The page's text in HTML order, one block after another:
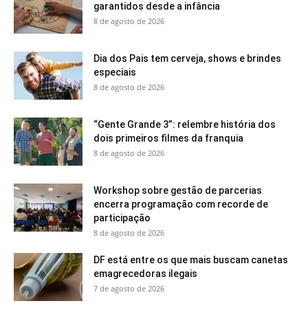
garantidos desde a infância
8 de agosto de 2026
Dia dos Pais tem cerveja, shows e brindes
especiais
8 de agosto de 2026
“Gente Grande 3”: relembre história dos
dois primeiros filmes da franquia
8 de agosto de 2026
Workshop sobre gestão de parcerias
encerra programação com recorde de
participação
8 de agosto de 2026
DF está entre os que mais buscam canetas
emagrecedoras ilegais
7 de agosto de 2026